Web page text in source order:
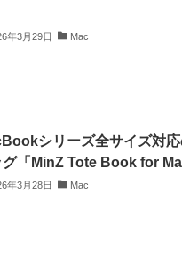
年3月29日 Mac
シリーズ全サイズ対
グ「MinZ Tote Book for
年3月28日 Mac